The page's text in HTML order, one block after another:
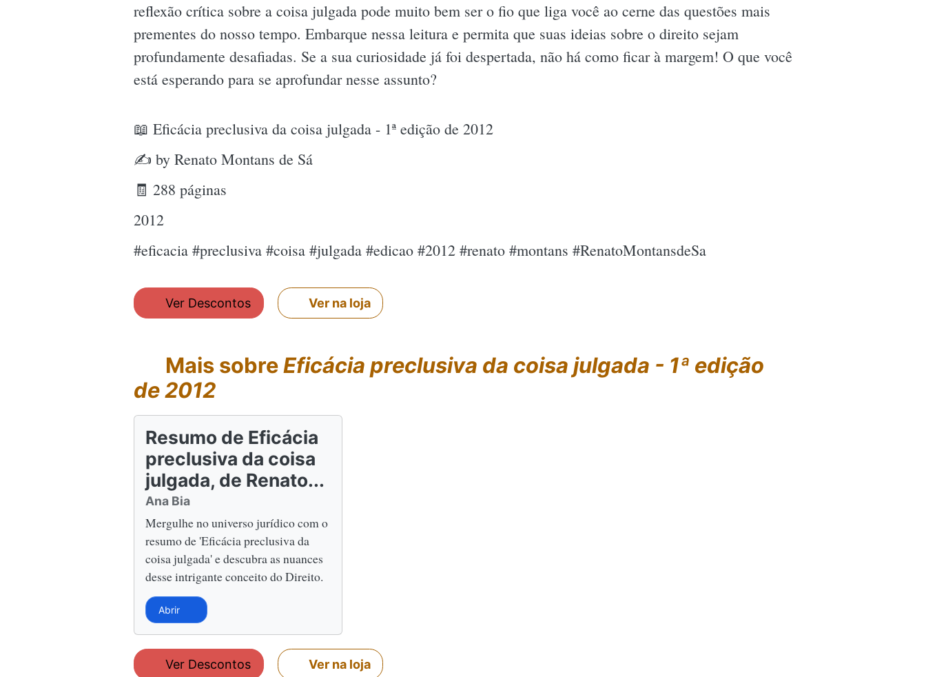
reflexão crítica sobre a coisa julgada pode muito bem ser o fio que liga você ao cerne das questões mais
prementes do nosso tempo. Embarque nessa leitura e permita que suas ideias sobre o direito sejam
profundamente desafiadas. Se a sua curiosidade já foi despertada, não há como ficar à margem! O que você
está esperando para se aprofundar nesse assunto?
📖 Eficácia preclusiva da coisa julgada - 1ª edição de 2012
✍ by Renato Montans de Sá
🧾 288 páginas
2012
#eficacia #preclusiva #coisa #julgada #edicao #2012 #renato #montans #RenatoMontansdeSa
Ver Descontos Ver na loja
Mais sobreEficácia preclusiva da coisa julgada - 1ª edição
de 2012
Resumo de Eficácia
preclusiva da coisa
julgada, de Renato...
Ana Bia
Mergulhe no universo jurídico com o
resumo de 'Eficácia preclusiva da
coisa julgada' e descubra as nuances
desse intrigante conceito do Direito.
Abrir
Ver Descontos Ver na loja